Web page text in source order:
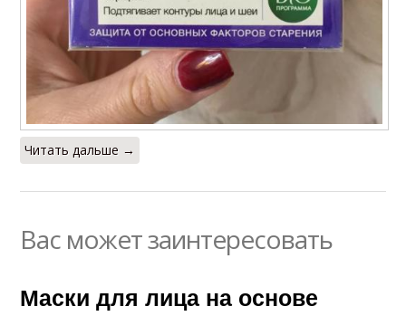
Читать дальше →
Вас может заинтересовать
Маски для лица на основе